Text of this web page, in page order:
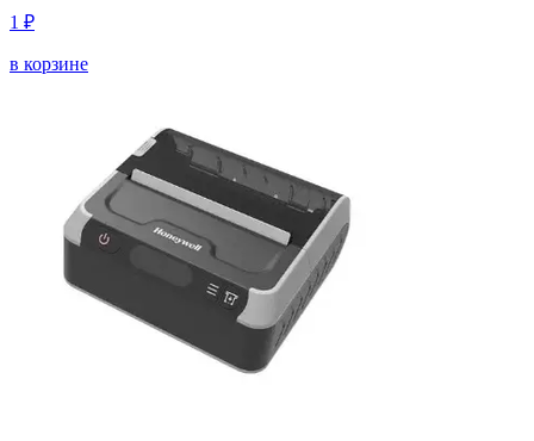
1 ₽
в корзине